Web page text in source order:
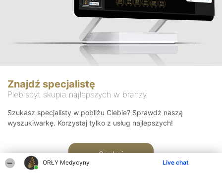
ORŁY Medycyny Live chat
Znajdź specjalistę
Plebiscyt skupia najlepszych w branży
Szukasz specjalisty w pobliżu Ciebie? Sprawdź naszą
wyszukiwarkę. Korzystaj tylko z usług najlepszych!
Szukaj